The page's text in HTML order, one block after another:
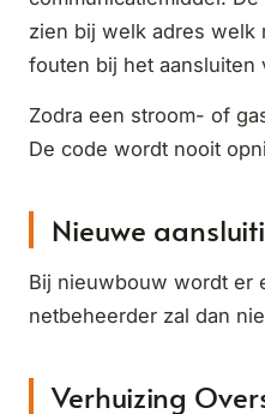
zien bij welk adres welk
fouten bij het aansluiten
Zodra een stroom- of
De code wordt nooit
Nieuwe
Bij nieuwbouw wordt er
netbeheerder zal dan
Verhuizing